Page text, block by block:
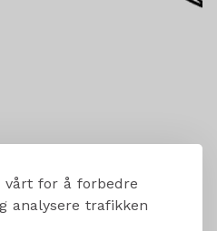
vårt for å forbedre
analysere trafikken